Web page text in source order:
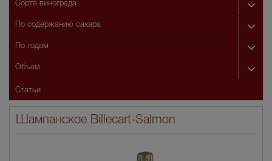
Шампанское Billecart-Salmon
Сорта винограда
По содержанию сахара
По годам
Объем
Статьи